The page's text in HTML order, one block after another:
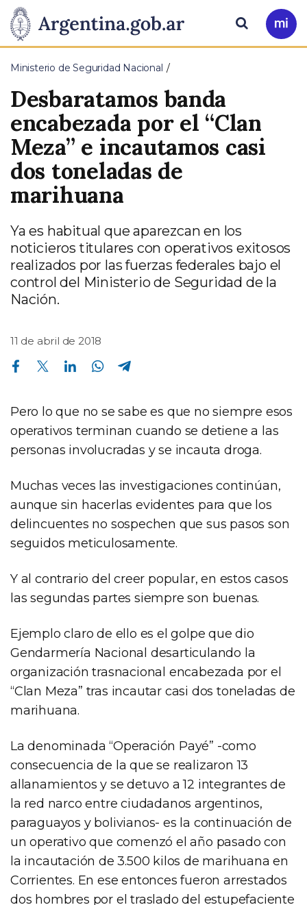
Presidencia
de
la
Nación
Pasar al contenido principal
Ir
a
Buscar
Ministerio de Seguridad Nacional
Desbaratamos banda
encabezada por el “Clan
Meza” e incautamos casi
dos toneladas de
marihuana
Ya es habitual que aparezcan en los
noticieros titulares con operativos exitosos
realizados por las fuerzas federales bajo el
control del Ministerio de Seguridad de la
Nación.
11 de abril de 2018
Compartir en Facebook Compartir en Twitter Compartir en Linkedin Compartir en Whatsapp
Pero lo que no se sabe es que no siempre esos
operativos terminan cuando se detiene a las
personas involucradas y se incauta droga.
Muchas veces las investigaciones continúan,
aunque sin hacerlas evidentes para que los
delincuentes no sospechen que sus pasos son
seguidos meticulosamente.
Y al contrario del creer popular, en estos casos
las segundas partes siempre son buenas.
Ejemplo claro de ello es el golpe que dio
Gendarmería Nacional desarticulando la
organización trasnacional encabezada por el
“Clan Meza” tras incautar casi dos toneladas de
marihuana.
La denominada “Operación Payé” -como
consecuencia de la que se realizaron 13
allanamientos y se detuvo a 12 integrantes de
la red narco entre ciudadanos argentinos,
paraguayos y bolivianos- es la continuación de
un operativo que comenzó el año pasado con
la incautación de 3.500 kilos de marihuana en
Corrientes. En ese entonces fueron arrestados
dos hombres por el traslado del estupefaciente